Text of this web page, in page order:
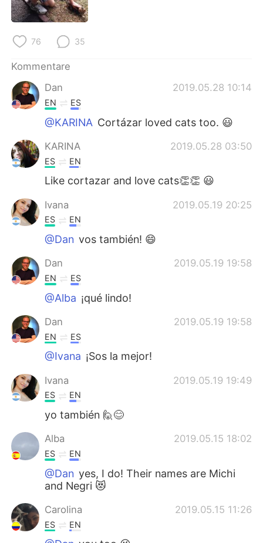
日本語
Русский
Indonesia
Türkçe
Português
76 35
Kommentare
Dan
2019.05.28 10:14
EN ES
@KARINA Cortázar loved cats too. 😃
KARINA 2019.05.28 03:50
ES EN
Like cortazar and love cats👏👏 😃
Ivana 2019.05.19 20:25
ES EN
@Dan vos también! 😄
Dan 2019.05.19 19:58
EN ES
@Alba ¡qué lindo!
Dan 2019.05.19 19:58
EN ES
@Ivana ¡Sos la mejor!
Ivana 2019.05.19 19:49
ES EN
yo también 🙋😊
Alba 2019.05.15 18:02
ES EN
@Dan yes, I do! Their names are Michi
and Negri 😻
Carolina 2019.05.15 11:26
ES EN